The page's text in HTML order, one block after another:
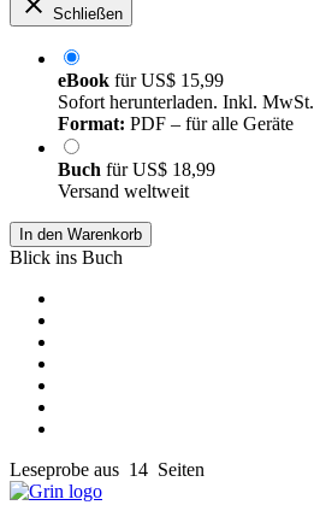
Schließen
eBook fürUS$ 15,99
Sofort herunterladen. Inkl. MwSt.
Format: PDF – für alle Geräte
Buch fürUS$ 18,99
Versand weltweit
In den Warenkorb
Blick ins Buch
Leseprobe aus 14 Seiten